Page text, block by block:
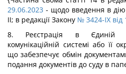
29.06.2023 - щодо введення в дію
ІІ; в редакції Закону № 3424-IX від
8. Реєстрація в Єдиній
комунікаційній системі або її
що забезпечує обмін
подання документів до суду в